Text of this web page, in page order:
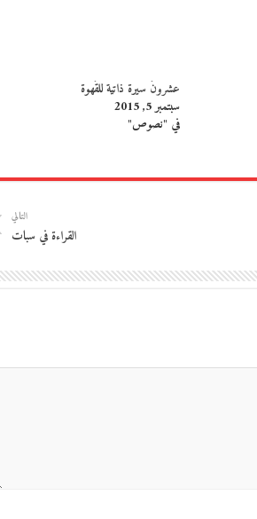
عشرونَ سيرة ذاتية للقَهوة
سبتمبر 5, 2015
في "نصوص"
التالي
القراءة في سبات